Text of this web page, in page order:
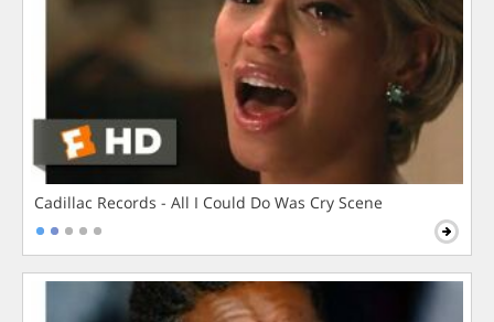
Cadillac Records - All I Could Do Was Cry Scene